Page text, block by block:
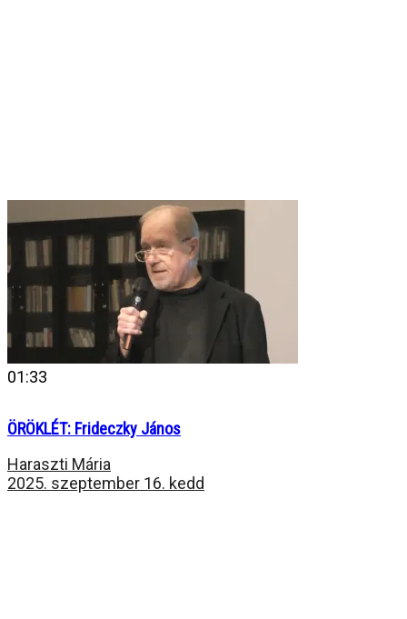
01:33
ÖRÖKLÉT: Frideczky János
Haraszti Mária
2025. szeptember 16. kedd